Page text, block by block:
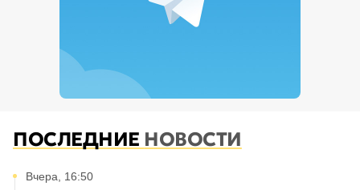
ПОСЛЕДНИЕ НОВОСТИ
Вчера, 16:50